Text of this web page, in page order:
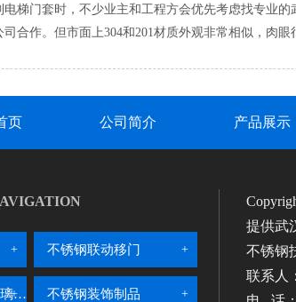
门套时，不少业主和工程方会优先考虑找专业的
司合作。但市面上304和201材质外观非常相似，肉眼
页 公司简介 产品展示
不锈钢联动移门
不锈钢玻璃地簧门/玻璃隔断 不锈钢装饰制品
提供武
不锈钢
联系人